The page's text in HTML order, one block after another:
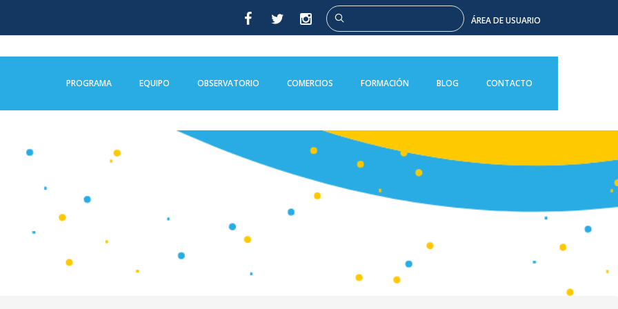
Buscar ÁREA DE USUARIO
PROGRAMA EQUIPO OBSERVATORIO COMERCIOS FORMACIÓN BLOG CONTACTO